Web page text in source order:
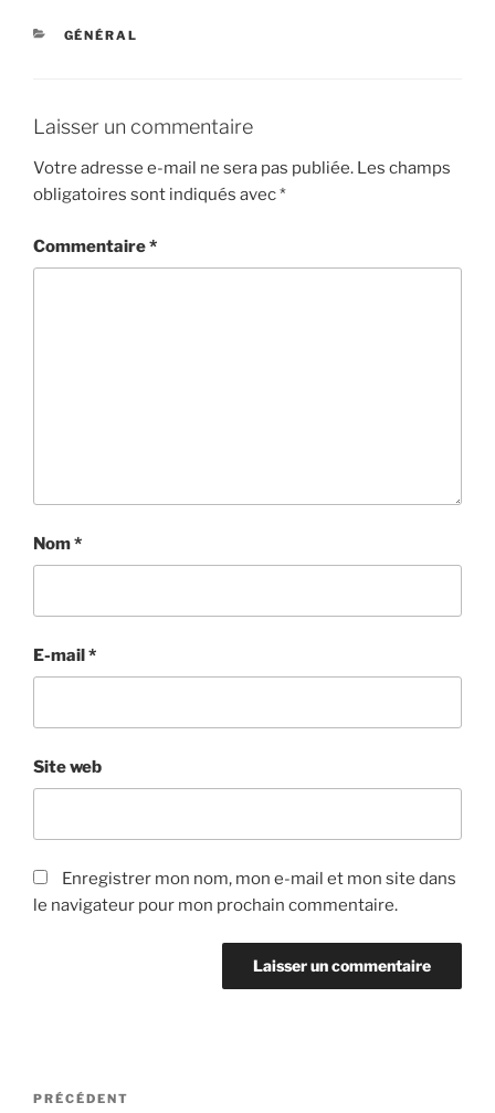
CATÉGORIES
GÉNÉRAL
Laisser un commentaire
Votre adresse e-mail ne sera pas publiée. Les champs
obligatoires sont indiqués avec*
Commentaire*
Nom*
E-mail*
Site web
Enregistrer mon nom, mon e-mail et mon site dans
le navigateur pour mon prochain commentaire.
Navigation
Article
PRÉCÉDENT